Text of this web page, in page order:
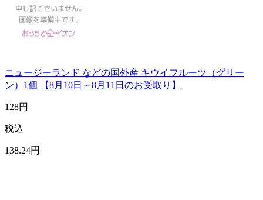
ニュージーランド などの国外産 キウイフルーツ（グリー
ン）1個 【8月10日～8月11日のお受取り】
128円
税込
138.24円